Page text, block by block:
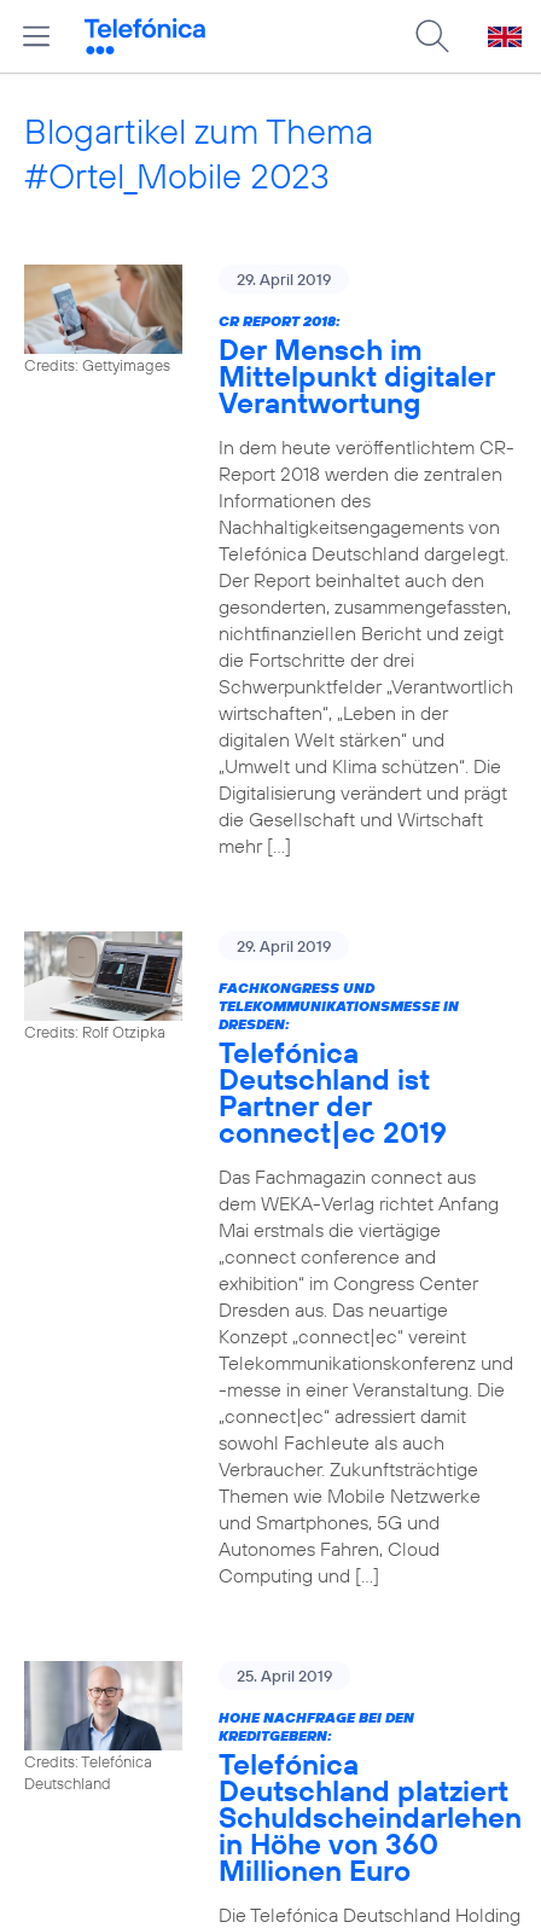
Blogartikel zum Thema
#Ortel_Mobile 2023
Credits: Gettyimages
29. April 2019
CR REPORT 2018:
Der Mensch im
Mittelpunkt digitaler
Verantwortung
In dem heute veröffentlichtem CR-
Report 2018 werden die zentralen
Informationen des
Nachhaltigkeitsengagements von
Telefónica Deutschland dargelegt.
Der Report beinhaltet auch den
gesonderten, zusammengefassten,
nichtfinanziellen Bericht und zeigt
die Fortschritte der drei
Schwerpunktfelder „Verantwortlich
wirtschaften“, „Leben in der
digitalen Welt stärken“ und
„Umwelt und Klima schützen“. Die
Digitalisierung verändert und prägt
die Gesellschaft und Wirtschaft
mehr […]
Credits: Rolf Otzipka
29. April 2019
FACHKONGRESS UND
TELEKOMMUNIKATIONSMESSE IN
DRESDEN:
Telefónica
Deutschland ist
Partner der
connect|ec 2019
Das Fachmagazin connect aus
dem WEKA-Verlag richtet Anfang
Mai erstmals die viertägige
„connect conference and
exhibition“ im Congress Center
Dresden aus. Das neuartige
Konzept „connect|ec“ vereint
Telekommunikationskonferenz und
-messe in einer Veranstaltung. Die
„connect|ec“ adressiert damit
sowohl Fachleute als auch
Verbraucher. Zukunftsträchtige
Themen wie Mobile Netzwerke
und Smartphones, 5G und
Autonomes Fahren, Cloud
Computing und […]
Credits: Telefónica
Deutschland
25. April 2019
HOHE NACHFRAGE BEI DEN
KREDITGEBERN:
Telefónica
Deutschland platziert
Schuldscheindarlehen
in Höhe von 360
Millionen Euro
Die Telefónica Deutschland Holding